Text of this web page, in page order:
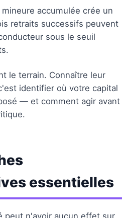
accumulée crée un
retraits successifs peuvent
sous le seuil
le terrain. Connaître leur
identifier où votre capital
— et comment agir avant
essentielles
peut n'avoir aucun effet sur